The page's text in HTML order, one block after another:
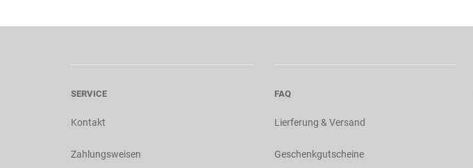
SERVICE
Kontakt
Zahlungsweisen
FAQ
Lierferung & Versand
Geschenkgutscheine